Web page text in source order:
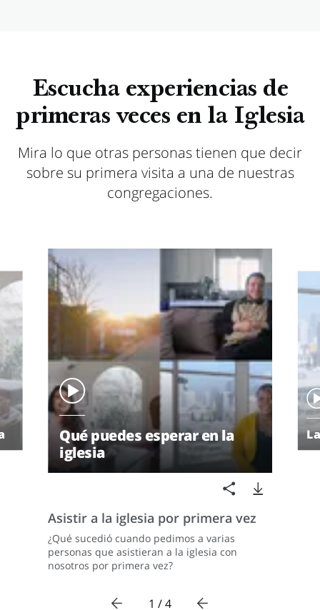
Escucha experiencias de
primeras veces en la Iglesia
Mira lo que otras personas tienen que decir
sobre su primera visita a una de nuestras
congregaciones.
Qué puedes esperar en la
iglesia
Asistir a la iglesia por primera vez
¿Qué sucedió cuando pedimos a varias
personas que asistieran a la iglesia con
nosotros por primera vez?
1 / 4